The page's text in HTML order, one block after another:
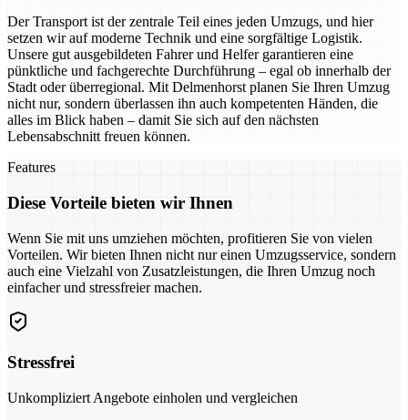
Der Transport ist der zentrale Teil eines jeden Umzugs, und hier
setzen wir auf moderne Technik und eine sorgfältige Logistik.
Unsere gut ausgebildeten Fahrer und Helfer garantieren eine
pünktliche und fachgerechte Durchführung – egal ob innerhalb der
Stadt oder überregional. Mit Delmenhorst planen Sie Ihren Umzug
nicht nur, sondern überlassen ihn auch kompetenten Händen, die
alles im Blick haben – damit Sie sich auf den nächsten
Lebensabschnitt freuen können.
Features
Diese Vorteile bieten wir Ihnen
Wenn Sie mit uns umziehen möchten, profitieren Sie von vielen
Vorteilen. Wir bieten Ihnen nicht nur einen Umzugsservice, sondern
auch eine Vielzahl von Zusatzleistungen, die Ihren Umzug noch
einfacher und stressfreier machen.
Stressfrei
Unkompliziert Angebote einholen und vergleichen